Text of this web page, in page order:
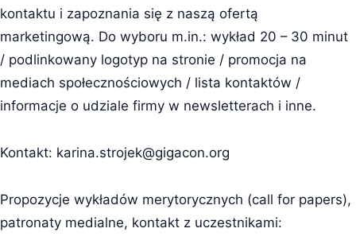
kontaktu i zapoznania się z naszą ofertą
marketingową. Do wyboru m.in.: wykład 20 – 30 minut
/ podlinkowany logotyp na stronie / promocja na
mediach społecznościowych / lista kontaktów /
informacje o udziale firmy w newsletterach i inne.
Kontakt: karina.strojek@gigacon.org
Propozycje wykładów merytorycznych (call for papers),
patronaty medialne, kontakt z uczestnikami: